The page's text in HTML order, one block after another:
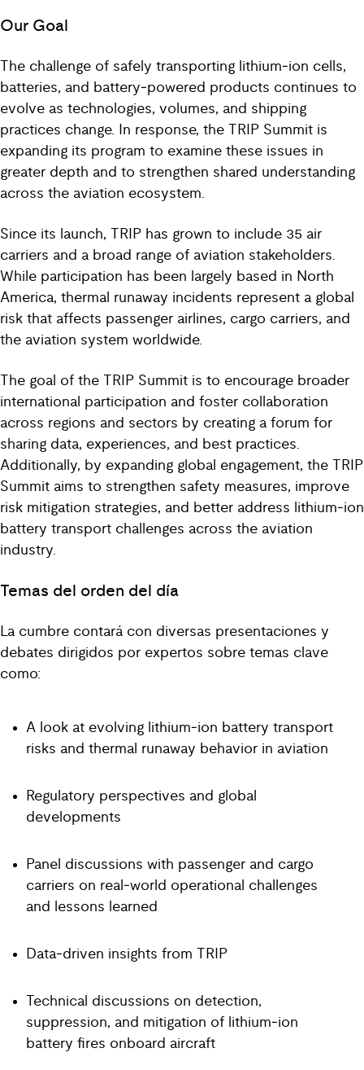
Our Goal
The challenge of safely transporting lithium‑ion cells,
batteries, and battery‑powered products continues to
evolve as technologies, volumes, and shipping
practices change. In response, the TRIP Summit is
expanding its program to examine these issues in
greater depth and to strengthen shared understanding
across the aviation ecosystem.
Since its launch, TRIP has grown to include 35 air
carriers and a broad range of aviation stakeholders.
While participation has been largely based in North
America, thermal runaway incidents represent a global
risk that affects passenger airlines, cargo carriers, and
the aviation system worldwide.
The goal of the TRIP Summit is to encourage broader
international participation and foster collaboration
across regions and sectors by creating a forum for
sharing data, experiences, and best practices.
Additionally, by expanding global engagement, the TRIP
Summit aims to strengthen safety measures, improve
risk mitigation strategies, and better address lithium‑ion
battery transport challenges across the aviation
industry.
Temas del orden del día
La cumbre contará con diversas presentaciones y
debates dirigidos por expertos sobre temas clave
como:
A look at evolving lithium‑ion battery transport
risks and thermal runaway behavior in aviation
Regulatory perspectives and global
developments
Panel discussions with passenger and cargo
carriers on real‑world operational challenges
and lessons learned
Data‑driven insights from TRIP
Technical discussions on detection,
suppression, and mitigation of lithium‑ion
battery fires onboard aircraft